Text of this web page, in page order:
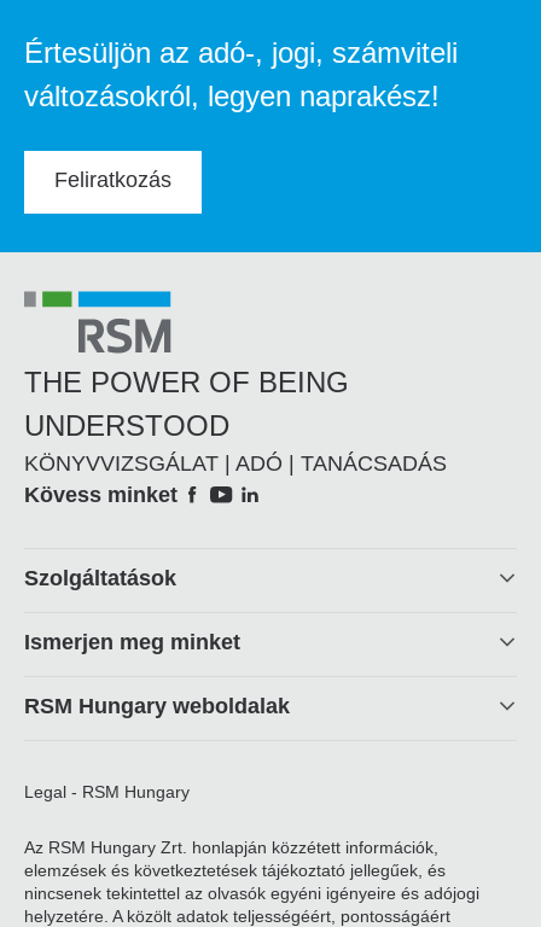
Értesüljön az adó-, jogi, számviteli
változásokról, legyen naprakész!
Feliratkozás
THE POWER OF BEING
UNDERSTOOD
KÖNYVVIZSGÁLAT | ADÓ | TANÁCSADÁS
Social
Kövess minket
Footer
Szolgáltatások
Ismerjen meg minket
RSM Hungary weboldalak
Legal - RSM Hungary
Az RSM Hungary Zrt. honlapján közzétett információk,
elemzések és következtetések tájékoztató jellegűek, és
nincsenek tekintettel az olvasók egyéni igényeire és adójogi
helyzetére. A közölt adatok teljességéért, pontosságáért